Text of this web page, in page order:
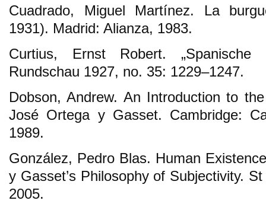
Cuadrado, Miguel Martínez. La
1931). Madrid: Alianza, 1983.
Curtius, Ernst Robert. „Spanische
Rundschau 1927, no. 35: 1229–1247.
Dobson, Andrew. An Introduction to
José Ortega y Gasset. Cambridge:
1989.
González, Pedro Blas. Human
y Gasset’s Philosophy of Subjectivity.
2005.